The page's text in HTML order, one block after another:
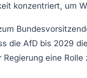
konzentriert, um
die AfD bis 2029
eine Rolle